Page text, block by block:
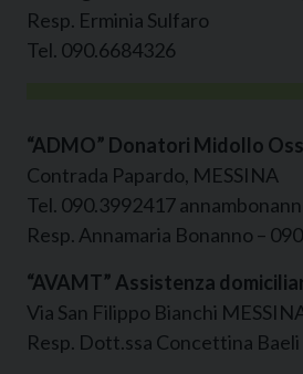
Resp. Erminia Sulfaro
Tel. 090.6684326
“ADMO” Donatori Midollo
Contrada Papardo, MESSINA
Tel. 090.3992417
Resp. Annamaria Bonanno –
“AVAMT” Assistenza
Via San Filippo Bianchi
Resp. Dott.ssa Concettina Baeli